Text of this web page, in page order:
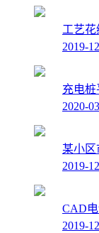
工艺花
2019-
充电
2020-
某小区
2019-
CAD
2019-